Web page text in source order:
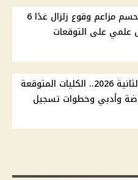
البحوث الفلكية تحسم مزاعم وقوع زلزال غدًا 6
على التوقعات
تنسيق المرحلة الثانية 2026.. الكليات المتوقعة
وأدبي وخطوات تسجيل